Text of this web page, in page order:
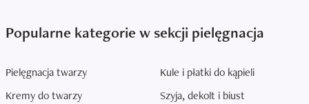
Popularne kategorie w sekcji pielęgnacja
Pielęgnacja twarzy
Kremy do twarzy
Kule i płatki do kąpieli
Szyja, dekolt i biust